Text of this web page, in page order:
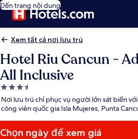
Đến trang nội dung
Xem tất cả nơi lưu trú
Hotel Riu Cancun -
All Inclusive
Nơi
lưu
trú
3.5
sao
Nơi lưu trú chỉ phục vụ người lớn sát biển
công viên quốc gia Isla Mujeres, Punta
Chọn ngày để xem giá